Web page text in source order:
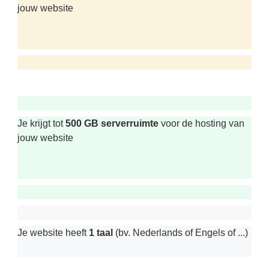
jouw website
Je krijgt tot500 GB serverruimte voor de hosting van
jouw website
Je website heeft 1 taal (bv. Nederlands of Engels of ...)